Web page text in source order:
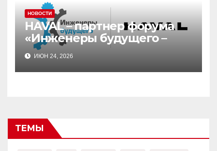
НОВОСТИ
HAVAL – партнер форума
«Инженеры будущего –
2026»
ИЮН 24, 2026
ТЕМЫ